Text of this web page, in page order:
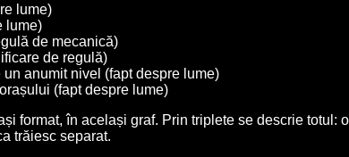
lume)
lume)
de mecanică)
de regulă)
anumit nivel (fapt despre lume)
(fapt despre lume)
format, în același graf. Prin triplete se descrie
trăiesc separat.